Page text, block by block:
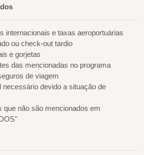
internacionais e taxas aeroportuárias
ou check-out tardio
e gorjetas
das mencionadas no programa
de viagem
necessário devido a situação de
que não são mencionados em